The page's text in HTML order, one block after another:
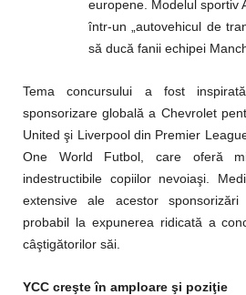
europene. Modelul sportiv
într-un „autovehicul de
să ducă fanii echipei
Tema concursului a fost
sponsorizareglobală a Chevrolet
United şi Liverpool din Premier
One World Futbol, care oferă
indestructibile copiilor nevoiaşi.
extensive ale acestor
probabil la expunerea ridicată a
câştigătorilor săi.
YCC creşte în amploare şi poziţie